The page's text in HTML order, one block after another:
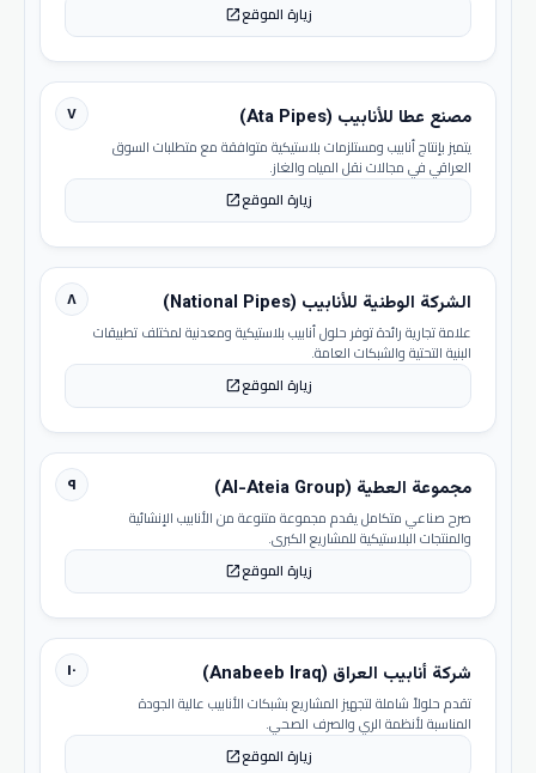
زيارة الموقعopen_in_new
٧ مصنع عطا للأنابيب (Ata Pipes)
يتميز بإنتاج أنابيب ومستلزمات بلاستيكية متوافقة مع متطلبات السوق
العراقي في مجالات نقل المياه والغاز.
زيارة الموقعopen_in_new
٨ الشركة الوطنية للأنابيب (National Pipes)
علامة تجارية رائدة توفر حلول أنابيب بلاستيكية ومعدنية لمختلف تطبيقات
البنية التحتية والشبكات العامة.
زيارة الموقعopen_in_new
٩ مجموعة العطية (Al-Ateia Group)
صرح صناعي متكامل يقدم مجموعة متنوعة من الأنابيب الإنشائية
والمنتجات البلاستيكية للمشاريع الكبرى.
زيارة الموقعopen_in_new
١٠ شركة أنابيب العراق (Anabeeb Iraq)
تقدم حلولاً شاملة لتجهيز المشاريع بشبكات الأنابيب عالية الجودة
المناسبة لأنظمة الري والصرف الصحي.
زيارة الموقعopen_in_new